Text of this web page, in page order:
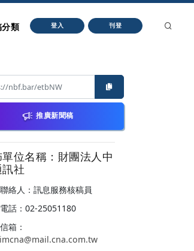
類 登入 刊登
推廣新聞稿
位名稱：財團法人中
社
絡人：訊息服務核稿員
話：02-25051180
箱：